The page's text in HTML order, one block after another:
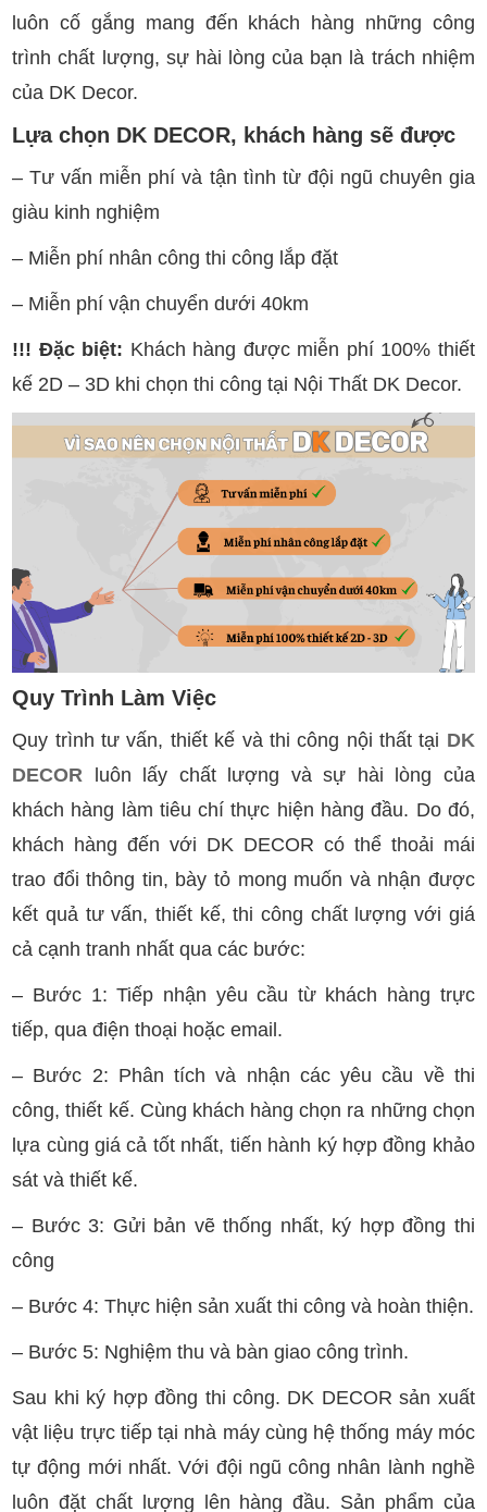
luôn cố gắng mang đến khách hàng những công
trình chất lượng, sự hài lòng của bạn là trách nhiệm
của DK Decor.
Lựa chọn DK DECOR, khách hàng sẽ được
– Tư vấn miễn phí và tận tình từ đội ngũ chuyên gia
giàu kinh nghiệm
– Miễn phí nhân công thi công lắp đặt
– Miễn phí vận chuyển dưới 40km
!!! Đặc biệt: Khách hàng được miễn phí 100% thiết
kế 2D – 3D khi chọn thi công tại Nội Thất DK Decor.
Quy Trình Làm Việc
Quy trình tư vấn, thiết kế và thi công nội thất tại DK
DECOR luôn lấy chất lượng và sự hài lòng của
khách hàng làm tiêu chí thực hiện hàng đầu. Do đó,
khách hàng đến với DK DECOR có thể thoải mái
trao đổi thông tin, bày tỏ mong muốn và nhận được
kết quả tư vấn, thiết kế, thi công chất lượng với giá
cả cạnh tranh nhất qua các bước:
– Bước 1: Tiếp nhận yêu cầu từ khách hàng trực
tiếp, qua điện thoại hoặc email.
– Bước 2: Phân tích và nhận các yêu cầu về thi
công, thiết kế. Cùng khách hàng chọn ra những chọn
lựa cùng giá cả tốt nhất, tiến hành ký hợp đồng khảo
sát và thiết kế.
– Bước 3: Gửi bản vẽ thống nhất, ký hợp đồng thi
công
– Bước 4: Thực hiện sản xuất thi công và hoàn thiện.
– Bước 5: Nghiệm thu và bàn giao công trình.
Sau khi ký hợp đồng thi công. DK DECOR sản xuất
vật liệu trực tiếp tại nhà máy cùng hệ thống máy móc
tự động mới nhất. Với đội ngũ công nhân lành nghề
luôn đặt chất lượng lên hàng đầu. Sản phẩm của